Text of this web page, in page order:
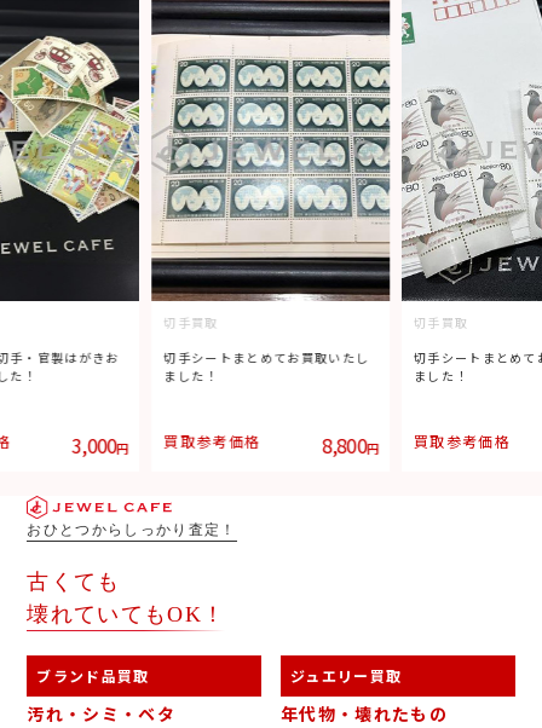
手・官製はがきお
た！
3,000円
切手買取
切手シートまとめてお買取いたし
ました！
買取参考価格 8,800円
切手買取
切手シートまとめて
ました！
買取参考価格
おひとつからしっかり査定！
古くても
壊れていてもOK！
ブランド品買取
汚れ・シミ・ベタ
ジュエリー買取
年代物・壊れたもの